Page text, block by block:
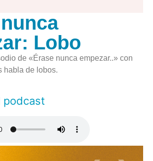
Lobo
de «Érase nunca empezar..» con
habla de lobos.
podcast